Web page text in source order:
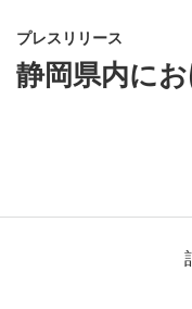
プレスリリース
静岡県内に